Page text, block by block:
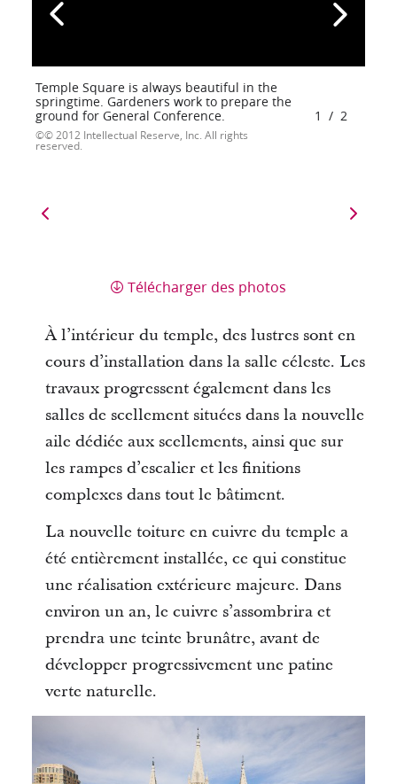
Temple Square is always beautiful in the
springtime. Gardeners work to prepare the
ground for General Conference.
© 2012 Intellectual Reserve, Inc. All rights
reserved.
1 / 2
Télécharger des photos
À l’intérieur du temple, des lustres sont en
cours d’installation dans la salle céleste. Les
travaux progressent également dans les
salles de scellement situées dans la nouvelle
aile dédiée aux scellements, ainsi que sur
les rampes d’escalier et les finitions
complexes dans tout le bâtiment.
La nouvelle toiture en cuivre du temple a
été entièrement installée, ce qui constitue
une réalisation extérieure majeure. Dans
environ un an, le cuivre s’assombrira et
prendra une teinte brunâtre, avant de
développer progressivement une patine
verte naturelle.